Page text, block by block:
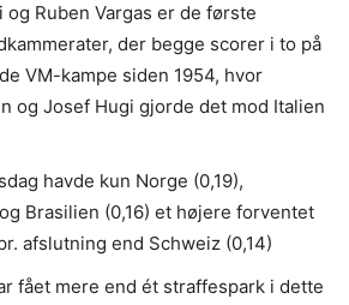
og Ruben Vargas er de første
der begge scorer i to på
VM-kampe siden 1954, hvor
og Josef Hugi gjorde det mod Italien
havde kun Norge (0,19),
Brasilien (0,16) et højere forventet
afslutning end Schweiz (0,14)
fået mere end ét straffespark i dette